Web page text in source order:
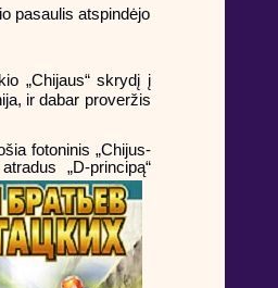
pasaulis atspindėjo
„Chijaus“ skrydį į
ir dabar proveržis
fotoninis „Chijus-
„D-principą“